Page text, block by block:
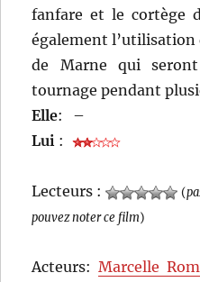
fanfare et le cortège
également l’utilisation
de Marne qui
tournage pendant
Elle:
–
Lui :
Lecteurs : (
pouvez noter ce film)
Acteurs:Marcelle